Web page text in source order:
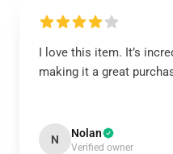
I love this item. It’s
making it a great
N Nolan
Verified owner